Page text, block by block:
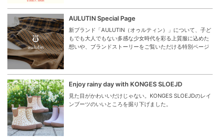
AULUTIN Special Page
新ブランド「AULUTIN（オゥルティン）」について、子ど
もでも大人でもない多感な少女時代を彩る上質服に込めた
想いや、ブランドストーリーをご覧いただける特別ページ
Enjoy rainy day with KONGES SLOEJD
見た目がかわいいだけじゃない。KONGES SLOEJDのレイ
ンブーツのいいところを掘り下げました。